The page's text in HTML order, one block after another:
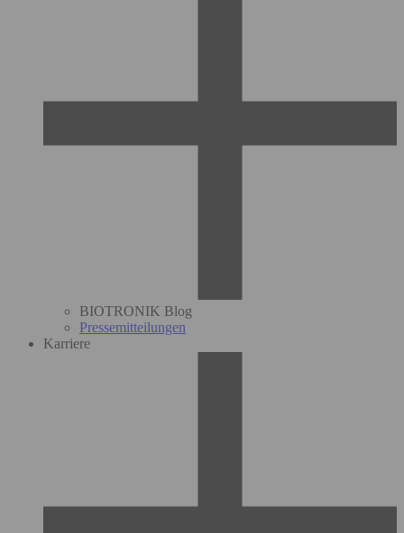
BIOTRONIK Blog
Pressemitteilungen
Karriere